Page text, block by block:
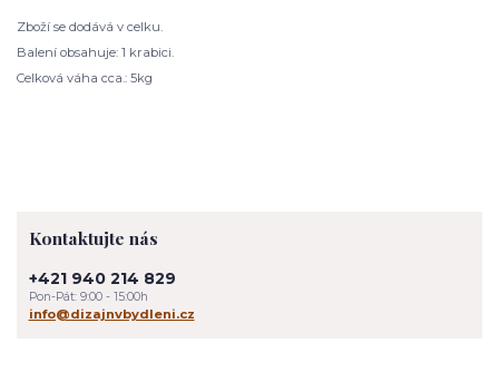
Zboží se dodává v celku.
Balení obsahuje: 1 krabici.
Celková váha cca.: 5kg
Kontaktujte nás
+421 940 214 829
Pon-Pát: 9:00 - 15:00h
info@dizajnvbydleni.cz